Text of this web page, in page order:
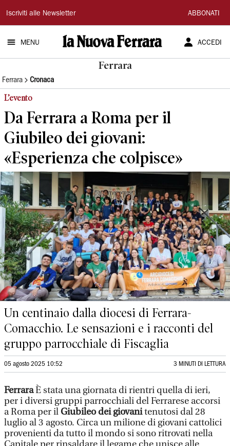
La
Nuova
Ferrara
Iscriviti alle Newsletter ABBONATI
MENU ACCEDI
Ferrara
Ferrara Cronaca
L’evento
Da Ferrara a Roma per il
Giubileo dei giovani:
«Esperienza che colpisce»
Un centinaio dalla diocesi di Ferrara-
Comacchio. Le sensazioni e i racconti del
gruppo parrocchiale di Fiscaglia
05 agosto 2025 10:52 3 MINUTI DI LETTURA
FerraraÈ stata una giornata di rientri quella di ieri,
per i diversi gruppi parrocchiali del Ferrarese accorsi
a Roma per ilGiubileo dei giovanitenutosi dal 28
luglio al 3 agosto. Circa un milione di giovani cattolici
provenienti da tutto il mondo si sono ritrovati nella